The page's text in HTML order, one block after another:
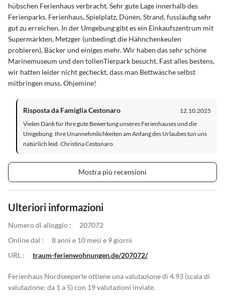
hübschen Ferienhaus verbracht. Sehr gute Lage innerhalb des
Ferienparks. Ferienhaus, Spielplatz, Dünen, Strand, fussläufig sehr
gut zu erreichen. In der Umgebung gibt es ein Einkaufszentrum mit
Supermärkten, Metzger (unbedingt die Hähnchenkeulen
probieren), Bäcker und einiges mehr. Wir haben das sehr schöne
Marinemuseum und den tollenTierpark besucht. Fast alles bestens,
wir hatten leider nicht gecheckt, dass man Bettwäsche selbst
mitbringen muss. Ohjemine!
Risposta da Famiglia Cestonaro
12.10.2025
Vielen Dank für Ihre gute Bewertung unseres Ferienhauses und die
Umgebung. Ihre Unannehmlichkeiten am Anfang des Urlaubes tun uns
natürlich leid. Christina Cestonaro
Mostra più recensioni
Ulteriori informazioni
Numero di alloggio :
207072
Online dal :
8 anni e 10 mesi e 9 giorni
URL :
traum-ferienwohnungen.de/207072/
Ferienhaus Nordseeperle ottiene una valutazione di 4.93 (scala di
valutazione: da 1 a 5) con 19 valutazioni inviate.